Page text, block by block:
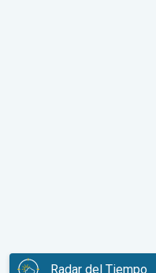
Radar del Tiempo